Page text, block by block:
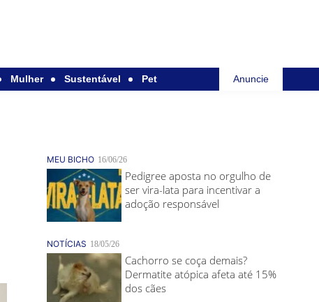
Mulher Sustentável Pet Anuncie